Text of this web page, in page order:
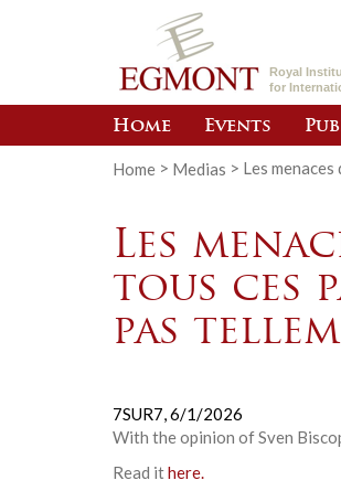
Royal
for
Home Events
Home > Medias > Les menaces
Les
tous ces
pas
7SUR7,6/1/2026
With the opinion ofSven
Read ithere.